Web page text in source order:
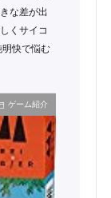
な差が出
くサイコ
明快で悩む
ゲーム紹介